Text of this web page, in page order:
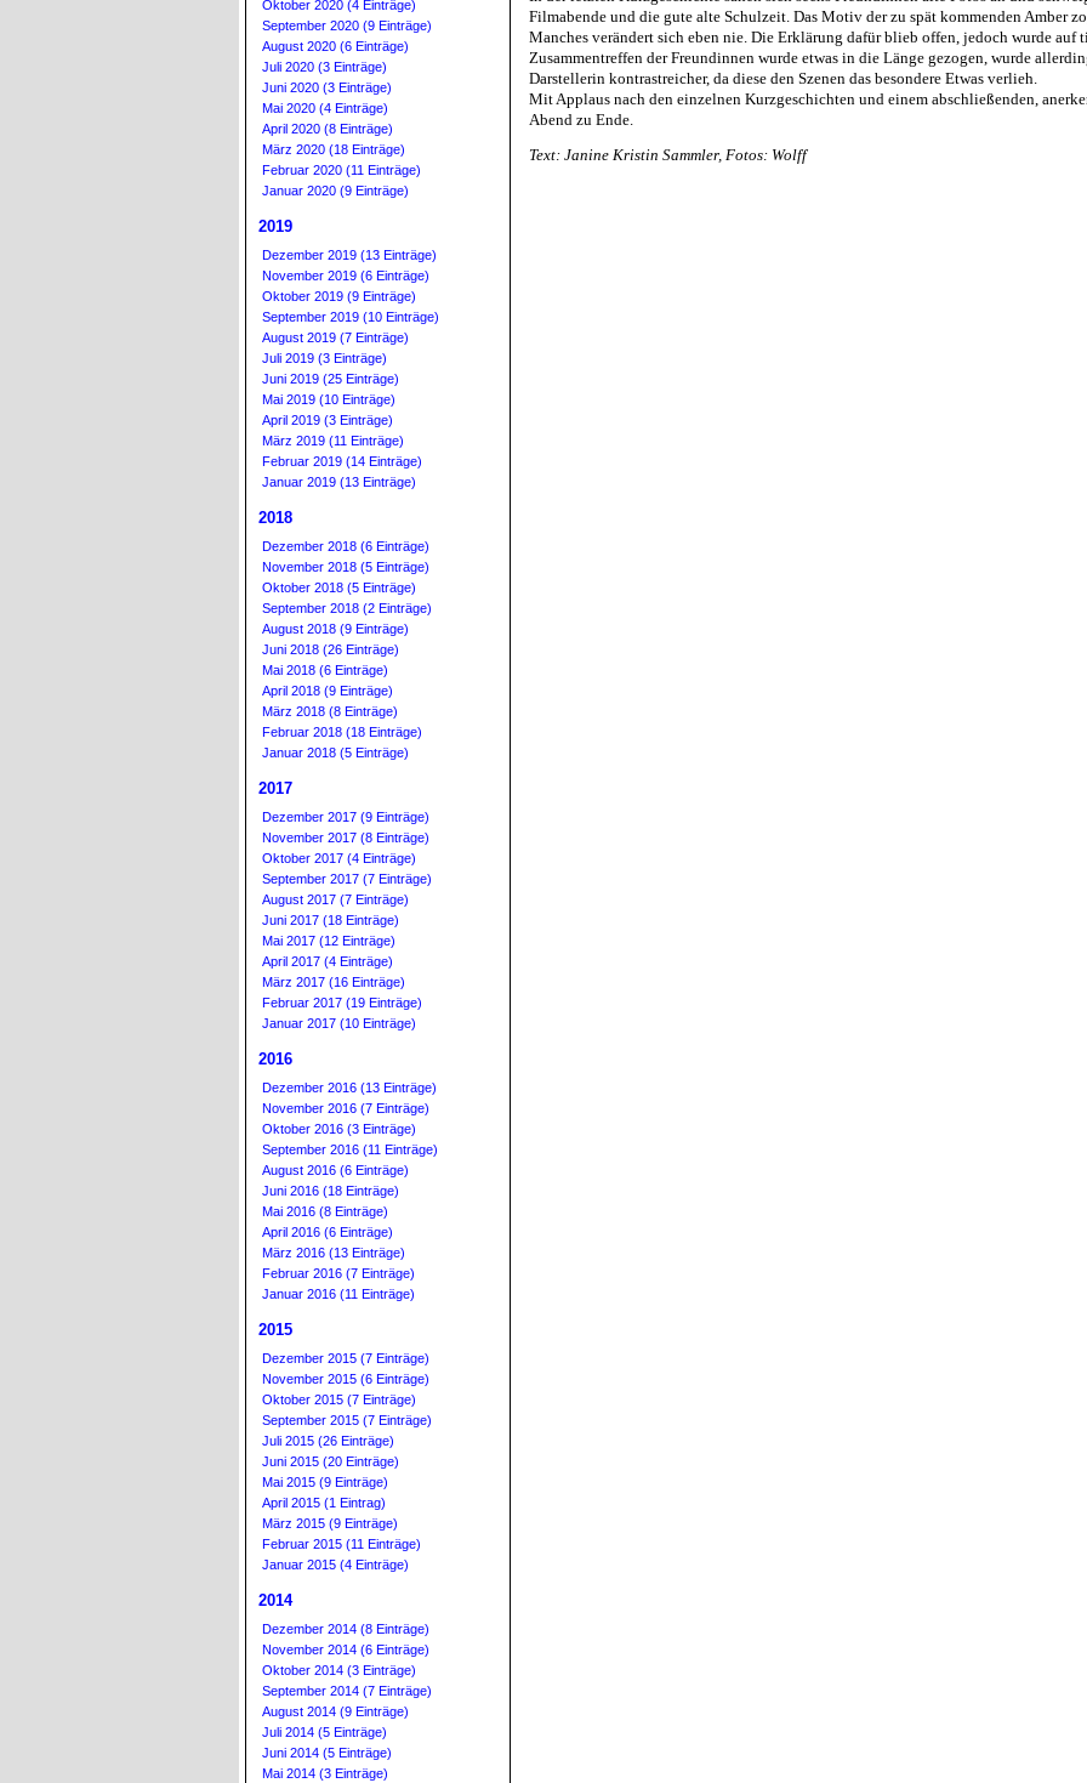
Filmabende und die gute alte Schulzeit. Das Motiv der zu spät kommenden Amber
Manches verändert sich eben nie. Die Erklärung dafür blieb offen, jedoch wurde auf
Zusammentreffen der Freundinnen wurde etwas in die Länge gezogen, wurde
Darstellerin kontrastreicher, da diese den Szenen das besondere Etwas verlieh.
Mit Applaus nach den einzelnen Kurzgeschichten und einem abschließenden,
Abend zu Ende.
Text: Janine Kristin Sammler, Fotos: Wolff
Oktober 2020 (4 Einträge)
September 2020 (9 Einträge)
August 2020 (6 Einträge)
Juli 2020 (3 Einträge)
Juni 2020 (3 Einträge)
Mai 2020 (4 Einträge)
April 2020 (8 Einträge)
März 2020 (18 Einträge)
Februar 2020 (11 Einträge)
Januar 2020 (9 Einträge)
2019
Dezember 2019 (13 Einträge)
November 2019 (6 Einträge)
Oktober 2019 (9 Einträge)
September 2019 (10 Einträge)
August 2019 (7 Einträge)
Juli 2019 (3 Einträge)
Juni 2019 (25 Einträge)
Mai 2019 (10 Einträge)
April 2019 (3 Einträge)
März 2019 (11 Einträge)
Februar 2019 (14 Einträge)
Januar 2019 (13 Einträge)
2018
Dezember 2018 (6 Einträge)
November 2018 (5 Einträge)
Oktober 2018 (5 Einträge)
September 2018 (2 Einträge)
August 2018 (9 Einträge)
Juni 2018 (26 Einträge)
Mai 2018 (6 Einträge)
April 2018 (9 Einträge)
März 2018 (8 Einträge)
Februar 2018 (18 Einträge)
Januar 2018 (5 Einträge)
2017
Dezember 2017 (9 Einträge)
November 2017 (8 Einträge)
Oktober 2017 (4 Einträge)
September 2017 (7 Einträge)
August 2017 (7 Einträge)
Juni 2017 (18 Einträge)
Mai 2017 (12 Einträge)
April 2017 (4 Einträge)
März 2017 (16 Einträge)
Februar 2017 (19 Einträge)
Januar 2017 (10 Einträge)
2016
Dezember 2016 (13 Einträge)
November 2016 (7 Einträge)
Oktober 2016 (3 Einträge)
September 2016 (11 Einträge)
August 2016 (6 Einträge)
Juni 2016 (18 Einträge)
Mai 2016 (8 Einträge)
April 2016 (6 Einträge)
März 2016 (13 Einträge)
Februar 2016 (7 Einträge)
Januar 2016 (11 Einträge)
2015
Dezember 2015 (7 Einträge)
November 2015 (6 Einträge)
Oktober 2015 (7 Einträge)
September 2015 (7 Einträge)
Juli 2015 (26 Einträge)
Juni 2015 (20 Einträge)
Mai 2015 (9 Einträge)
April 2015 (1 Eintrag)
März 2015 (9 Einträge)
Februar 2015 (11 Einträge)
Januar 2015 (4 Einträge)
2014
Dezember 2014 (8 Einträge)
November 2014 (6 Einträge)
Oktober 2014 (3 Einträge)
September 2014 (7 Einträge)
August 2014 (9 Einträge)
Juli 2014 (5 Einträge)
Juni 2014 (5 Einträge)
Mai 2014 (3 Einträge)